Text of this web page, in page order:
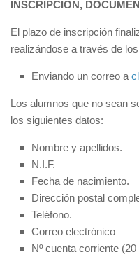
INSCRIPCIÓN,
El plazo de inscripción
realizándose a través de
Enviando un correo a
Los alumnos que no sean
los siguientes datos:
Nombre y apellidos.
N.I.F.
Fecha de nacimiento.
Dirección postal
Teléfono.
Correo electrónico
Nº cuenta corriente